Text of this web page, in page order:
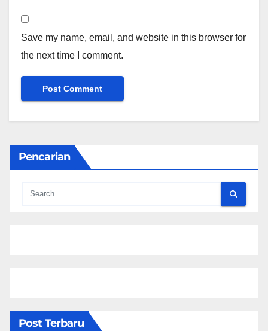
Save my name, email, and website in this browser for
the next time I comment.
Pencarian
Post Terbaru